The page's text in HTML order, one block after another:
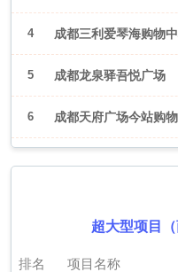
4 成都三利爱琴海购物
5 成都龙泉驿吾悦广场
6 成都天府广场今站购
超大型项目
排名 项目名称